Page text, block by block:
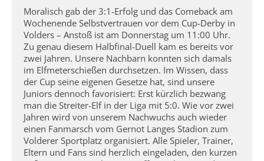
Moralisch gab der 3:1-Erfolg und das Comeback am
Wochenende Selbstvertrauen vor dem Cup-Derby in
Volders – Anstoß ist am Donnerstag um 11:00 Uhr.
Zu genau diesem Halbfinal-Duell kam es bereits vor
zwei Jahren. Unsere Nachbarn konnten sich damals
im Elfmeterschießen durchsetzen. Im Wissen, dass
der Cup seine eigenen Gesetze hat, sind unsere
Juniors dennoch favorisiert: Erst kürzlich bezwang
man die Streiter-Elf in der Liga mit 5:0. Wie vor zwei
Jahren wird von unserem Nachwuchs auch wieder
einen Fanmarsch vom Gernot Langes Stadion zum
Volderer Sportplatz organisiert. Alle Spieler, Trainer,
Eltern und Fans sind herzlich eingeladen, den kurzen